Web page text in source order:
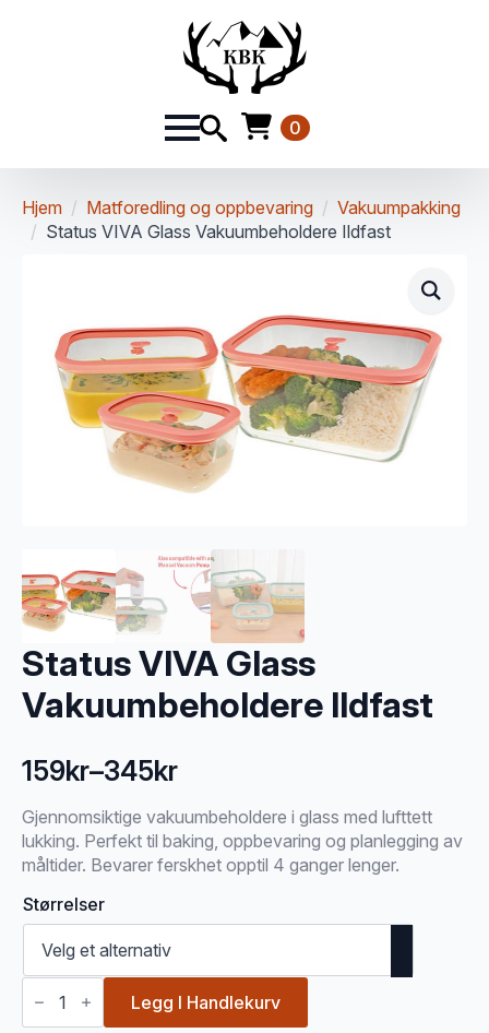
0
Hjem Matforedling og oppbevaring
Vakuumpakking
Status VIVA Glass Vakuumbeholdere Ildfast
Status VIVA Glass
Vakuumbeholdere Ildfast
159kr–345kr
Prisområde:
159kr
til
Gjennomsiktige vakuumbeholdere i glass med lufttett
lukking. Perfekt til baking, oppbevaring og planlegging av
måltider. Bevarer ferskhet opptil 4 ganger lenger.
Størrelser
Status
VIVA
Glass
Legg I Handlekurv